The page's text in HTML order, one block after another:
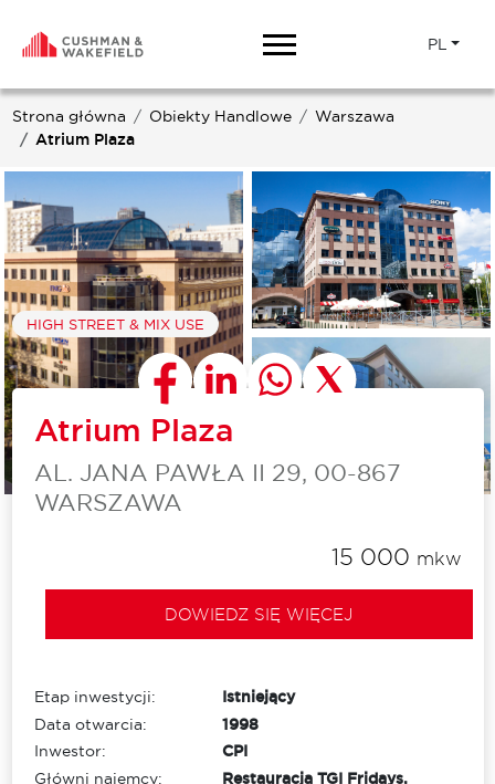
PL
Strona główna Obiekty Handlowe
Warszawa
Atrium Plaza
HIGH STREET & MIX USE
Atrium Plaza
AL. JANA PAWŁA II 29, 00-867
WARSZAWA
15 000 mkw
DOWIEDZ SIĘ WIĘCEJ
Etap inwestycji:
Istniejący
Data otwarcia:
1998
Inwestor:
CPI
Główni najemcy:
Restauracja TGI Fridays,